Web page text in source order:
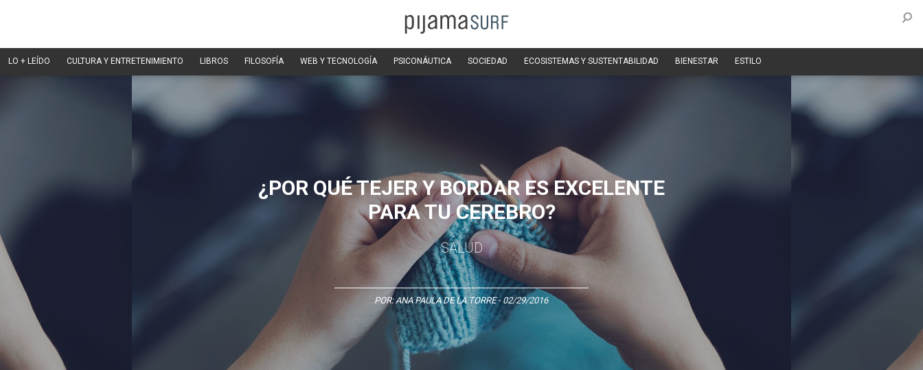
LO + LEÍDO CULTURA Y ENTRETENIMIENTO LIBROS FILOSOFÍA WEB Y TECNOLOGÍA PSICONÁUTICA SOCIEDAD ECOSISTEMAS Y SUSTENTABILIDAD BIENESTAR ESTILO
¿POR QUÉ TEJER Y BORDAR ES EXCELENTE
PARA TU CEREBRO?
SALUD
POR: ANA PAULA DE LA TORRE- 02/29/2016